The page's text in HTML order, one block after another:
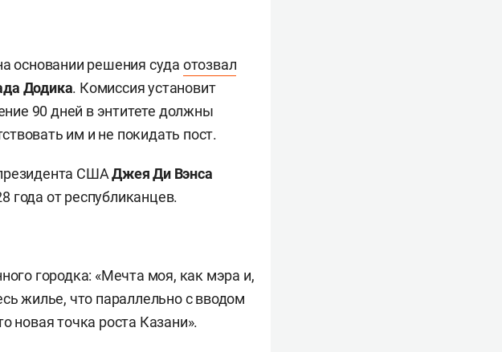
основании решения суда отозвал
Додика. Комиссия установит
90 дней в энтитете должны
им и не покидать пост.
СШАДжея Ди Вэнса
года от республиканцев.
городка: «Мечта моя, как мэра и,
жилье, что параллельно с вводом
новая точка роста Казани».